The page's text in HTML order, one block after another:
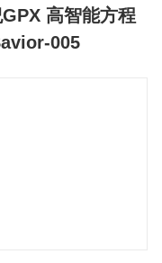
高智能方程
005